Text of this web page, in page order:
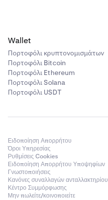
Wallet
Πορτοφόλι κρυπτονομισμάτων
Πορτοφόλι Bitcoin
Πορτοφόλι Ethereum
Πορτοφόλι Solana
Πορτοφόλι USDT
Ειδοποίηση Απορρήτου
Όροι Υπηρεσίας
Ρυθμίσεις Cookies
Ειδοποίηση Απορρήτου Υποψηφίων
Γνωστοποιήσεις
Κανόνες συναλλαγών ανταλλακτηρίου
Κέντρο Συμμόρφωσης
Μην πωλείτε/κοινοποιείτε